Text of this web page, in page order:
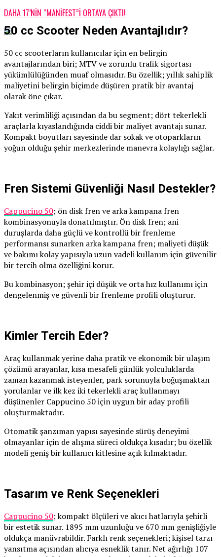
DAHA 17’NİN “MANİFEST”İ ORTAYA ÇIKTI!
50 cc Scooter Neden Avantajlıdır?
50 cc scooterların kullanıcılar için en belirgin
avantajlarından biri; MTV ve zorunlu trafik sigortası
yükümlülüğünden muaf olmasıdır. Bu özellik; yıllık sahiplik
maliyetini belirgin biçimde düşüren pratik bir avantaj
olarak öne çıkar.
Yakıt verimliliği açısından da bu segment; dört tekerlekli
araçlarla kıyaslandığında ciddi bir maliyet avantajı sunar.
Kompakt boyutları sayesinde dar sokak ve otoparkların
yoğun olduğu şehir merkezlerinde manevra kolaylığı sağlar.
Fren Sistemi Güvenliği Nasıl Destekler?
Cappucino 50; ön disk fren ve arka kampana fren
kombinasyonuyla donatılmıştır. Ön disk fren; ani
duruşlarda daha güçlü ve kontrollü bir frenleme
performansı sunarken arka kampana fren; maliyeti düşük
ve bakımı kolay yapısıyla uzun vadeli kullanım için güvenilir
bir tercih olma özelliğini korur.
Bu kombinasyon; şehir içi düşük ve orta hız kullanımı için
dengelenmiş ve güvenli bir frenleme profili oluşturur.
Kimler Tercih Eder?
Araç kullanmak yerine daha pratik ve ekonomik bir ulaşım
çözümü arayanlar, kısa mesafeli günlük yolculuklarda
zaman kazanmak isteyenler, park sorunuyla boğuşmaktan
yorulanlar ve ilk kez iki tekerlekli araç kullanmayı
düşünenler Cappucino 50 için uygun bir aday profili
oluşturmaktadır.
Otomatik şanzıman yapısı sayesinde sürüş deneyimi
olmayanlar için de alışma süreci oldukça kısadır; bu özellik
modeli geniş bir kullanıcı kitlesine açık kılmaktadır.
Tasarım ve Renk Seçenekleri
Cappucino 50; kompakt ölçüleri ve akıcı hatlarıyla şehirli
bir estetik sunar. 1895 mm uzunluğu ve 670 mm genişliğiyle
oldukça manüvrabildir. Farklı renk seçenekleri; kişisel tarzı
yansıtma açısından alıcıya esneklik tanır. Net ağırlığı 107